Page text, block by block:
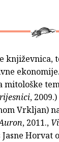
mitološke
,
Vrkljan)
, 2011.,
Jasne